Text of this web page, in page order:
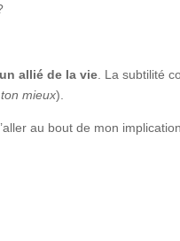
allié de la vie. La subtilité
mieux).
au bout de mon